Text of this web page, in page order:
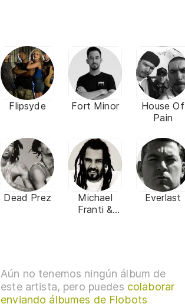
Flipsyde Fort Minor
House Of
Pain
Dead Prez
Michael
Franti &
Everlast
Aún no tenemos ningún álbum de
este artista, pero puedes colaborar
enviando álbumes de Flobots